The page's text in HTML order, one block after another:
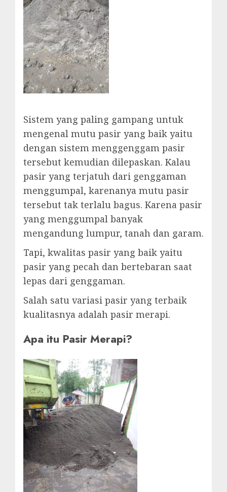
Sistem yang paling gampang untuk
mengenal mutu pasir yang baik yaitu
dengan sistem menggenggam pasir
tersebut kemudian dilepaskan. Kalau
pasir yang terjatuh dari genggaman
menggumpal, karenanya mutu pasir
tersebut tak terlalu bagus. Karena pasir
yang menggumpal banyak
mengandung lumpur, tanah dan garam.
Tapi, kwalitas pasir yang baik yaitu
pasir yang pecah dan bertebaran saat
lepas dari genggaman.
Salah satu variasi pasir yang terbaik
kualitasnya adalah pasir merapi.
Apa itu Pasir Merapi?